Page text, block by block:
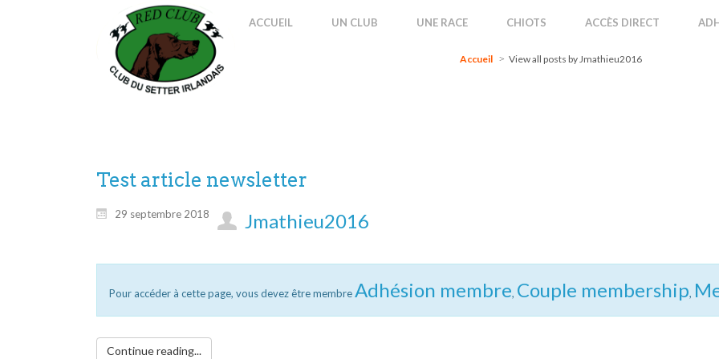
ACCUEIL UN CLUB UNE RACE CHIOTS ACCÈS DIRECT
Accueil View all posts by Jmathieu2016
Test article newsletter
29 septembre 2018 Jmathieu2016
Pour accéder à cette page, vous devez être membreAdhésion membre, Couple membership,
Continue reading...